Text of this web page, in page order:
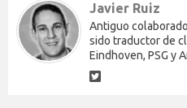
Javier Ruiz
Antiguo
sido traductor de
Eindhoven, PSG y